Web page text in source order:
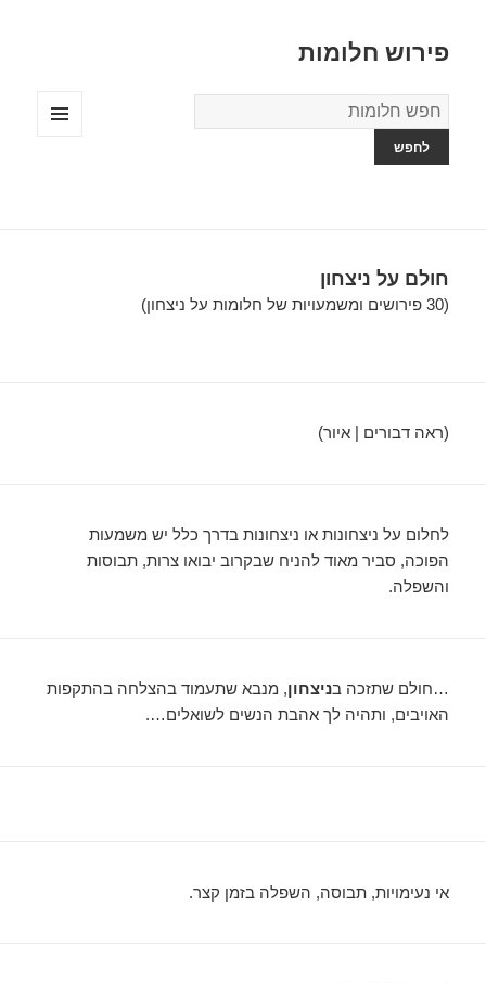
פירוש חלומות
מילון
החלומות
חולם על ניצחון
(30 פירושים ומשמעויות של חלומות על ניצחון)
(ראה דבורים | איור)
לחלום על ניצחונות או ניצחונות בדרך כלל יש משמעות
הפוכה, סביר מאוד להניח שבקרוב יבואו צרות, תבוסות
והשפלה.
…חולם שתזכה בניצחון, מנבא שתעמוד בהצלחה בהתקפות
האויבים, ותהיה לך אהבת הנשים לשואלים….
אי נעימויות, תבוסה, השפלה בזמן קצר.